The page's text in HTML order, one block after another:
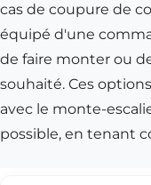
cas de coupure de
équipé d'une
de faire monter ou
souhaité. Ces
avec le monte-
possible, en tenant